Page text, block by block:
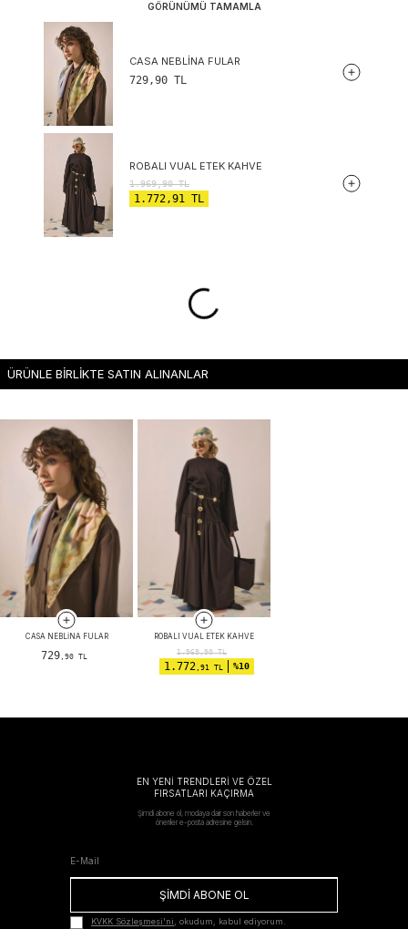
GÖRÜNÜMÜ TAMAMLA
CASA NEBLINA FULAR
729,90 TL
ROBALI VUAL ETEK KAHVE
1.969,90TL
1.772,91 TL
ÜRÜNLE BİRLİKTE SATIN ALINANLAR
CASA NEBLINA FULAR
729 ,90 TL
ROBALI VUAL ETEK KAHVE
1.969,90TL
1.772,91 TL %10
EN YENİ TRENDLERİ VE ÖZEL
FIRSATLARI KAÇIRMA
Şimdi abone ol, modaya dair son haberler ve
öneriler e-posta adresine gelsin.
ŞİMDİ ABONE OL
KVKK Sözleşmesi'ni, okudum, kabul ediyorum.